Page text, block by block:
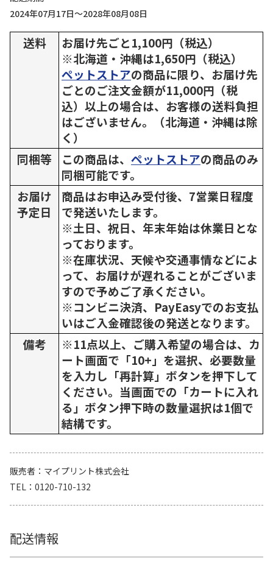
2024年07月17日～2028年08月08日
送料
お届け先ごと1,100円（税込）
※北海道・沖縄は1,650円（税込）
ペットストアの商品に限り、お届け先
ごとのご注文金額が11,000円（税
込）以上の場合は、お客様の送料負担
はございません。（北海道・沖縄は除
く）
同梱等
この商品は、 ペットストアの商品のみ
同梱可能です。
お届け
予定日
商品はお申込み受付後、7営業日程度
で発送いたします。
※土日、祝日、年末年始は休業日とな
っております。
※在庫状況、天候や交通事情などによ
って、お届けが遅れることがございま
すので予めご了承ください。
※コンビニ決済、PayEasyでのお支払
いはご入金確認後の発送となります。
備考
※11点以上、ご購入希望の場合は、カ
ート画面で「10+」を選択、必要数量
を入力し「再計算」ボタンを押下して
ください。当画面での「カートに入れ
る」ボタン押下時の数量選択は1個で
結構です。
販売者
マイプリント株式会社
TEL
0120-710-132
配送情報